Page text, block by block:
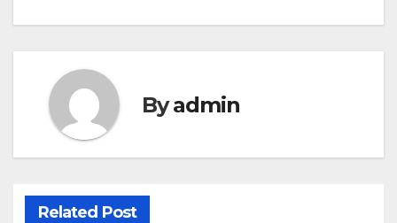
Byadmin
Related Post